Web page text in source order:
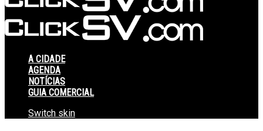
A CIDADE
AGENDA
NOTÍCIAS
GUIA COMERCIAL
Switch skin